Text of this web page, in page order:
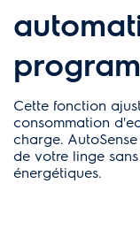
Cette fonction
consommation
charge.
de votre linge
énergétiques.